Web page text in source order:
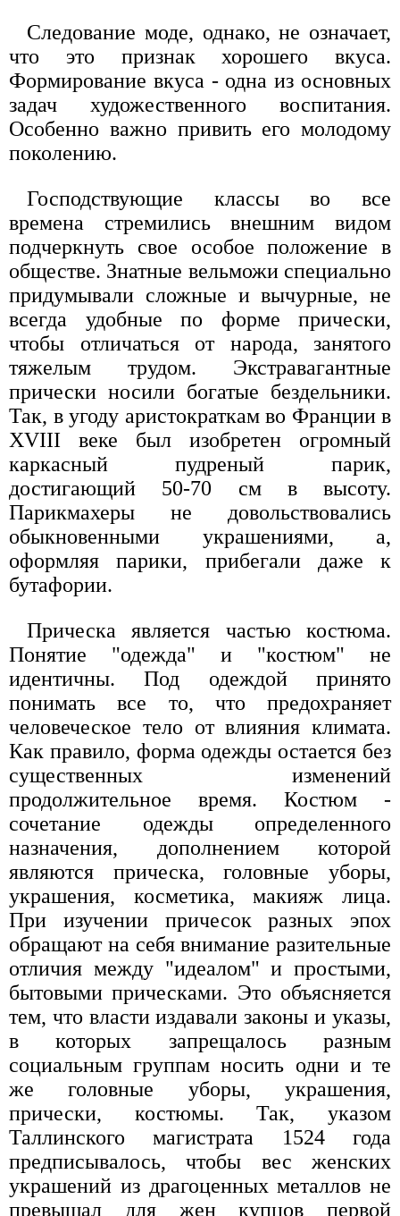
Следование моде, однако, не означает,
что это признак хорошего вкуса.
Формирование вкуса - одна из основных
задач художественного воспитания.
Особенно важно привить его молодому
поколению.
Господствующие классы во все
времена стремились внешним видом
подчеркнуть свое особое положение в
обществе. Знатные вельможи специально
придумывали сложные и вычурные, не
всегда удобные по форме прически,
чтобы отличаться от народа, занятого
тяжелым трудом. Экстравагантные
прически носили богатые бездельники.
Так, в угоду аристократкам во Франции в
XVIII веке был изобретен огромный
каркасный пудреный парик,
достигающий 50-70 см в высоту.
Парикмахеры не довольствовались
обыкновенными украшениями, а,
оформляя парики, прибегали даже к
бутафории.
Прическа является частью костюма.
Понятие "одежда" и "костюм" не
идентичны. Под одеждой принято
понимать все то, что предохраняет
человеческое тело от влияния климата.
Как правило, форма одежды остается без
существенных изменений
продолжительное время. Костюм -
сочетание одежды определенного
назначения, дополнением которой
являются прическа, головные уборы,
украшения, косметика, макияж лица.
При изучении причесок разных эпох
обращают на себя внимание разительные
отличия между "идеалом" и простыми,
бытовыми прическами. Это объясняется
тем, что власти издавали законы и указы,
в которых запрещалось разным
социальным группам носить одни и те
же головные уборы, украшения,
прически, костюмы. Так, указом
Таллинского магистрата 1524 года
предписывалось, чтобы вес женских
украшений из драгоценных металлов не
превышал для жен купцов первой